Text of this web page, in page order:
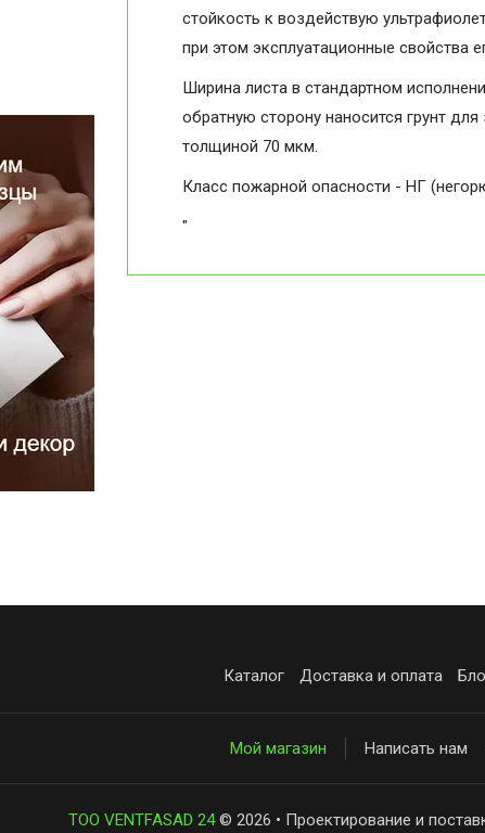
стойкость к воздействую
при этом эксплуатационные свойства
Ширина листа в стандартном
обратную сторону наносится грунт
толщиной 70 мкм.
Класс пожарной опасности - НГ
"
Каталог Доставка и оплата
Мой магазин Написать нам
ТОО VENTFASAD 24© 2026 • Проектирование и